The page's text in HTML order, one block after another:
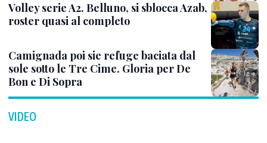
Volley serie A2. Belluno, si sblocca Azab,
roster quasi al completo
Camignada poi sie refuge baciata dal
sole sotto le Tre Cime. Gloria per De
Bon e Di Sopra
VIDEO